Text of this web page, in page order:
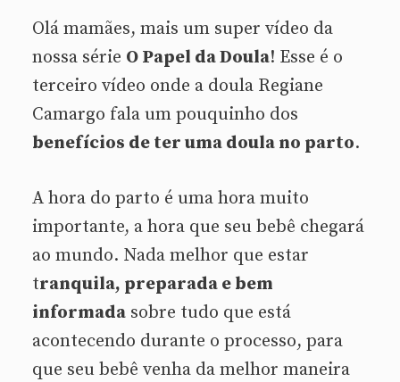
Olá mamães, mais um super vídeo da
nossa série O Papel da Doula! Esse é o
terceiro vídeo onde a doula Regiane
Camargo fala um pouquinho dos
benefícios de ter uma doula no parto.
A hora do parto é uma hora muito
importante, a hora que seu bebê chegará
ao mundo. Nada melhor que estar
tranquila, preparada e bem
informada sobre tudo que está
acontecendo durante o processo, para
que seu bebê venha da melhor maneira